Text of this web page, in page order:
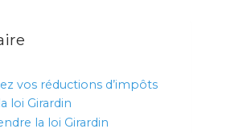
vos réductions d’impôts
loi Girardin
la loi Girardin